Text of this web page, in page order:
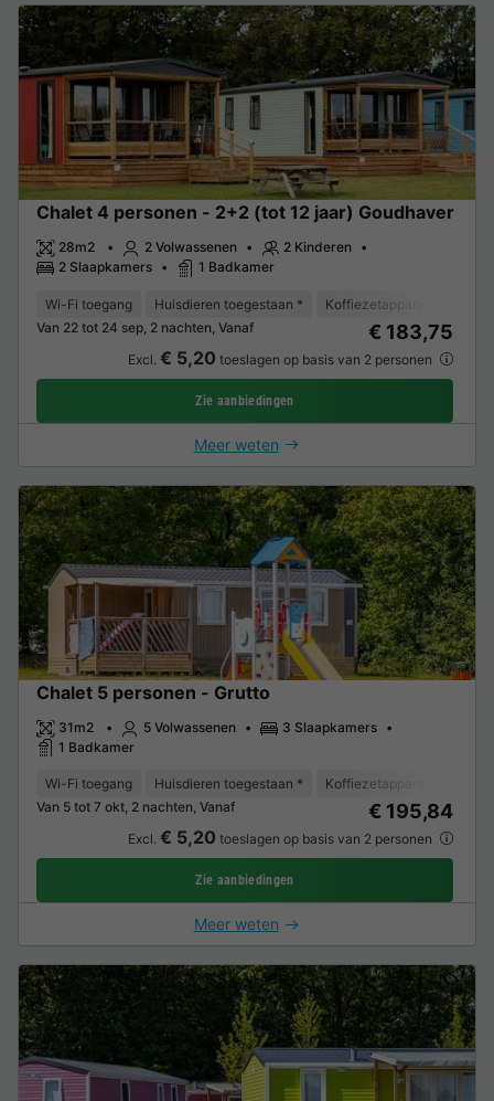
Chalet 4 personen - 2+2 (tot 12 jaar) Goudhaver
28m2 2 Volwassenen
2 Kinderen
2 Slaapkamers
1 Badkamer
Wi-Fi toegang Huisdieren toegestaan * Koffiezetapparaat
Van 22 tot 24 sep, 2 nachten, Vanaf
€ 183,75
Excl. € 5,20 toeslagen op basis van 2 personen
Zie aanbiedingen
Meer weten
Chalet 5 personen - Grutto
31m2 5 Volwassenen
3 Slaapkamers
1 Badkamer
Wi-Fi toegang Huisdieren toegestaan * Koffiezetapparaat
Van 5 tot 7 okt, 2 nachten, Vanaf
€ 195,84
Excl. € 5,20 toeslagen op basis van 2 personen
Zie aanbiedingen
Meer weten